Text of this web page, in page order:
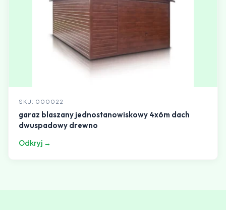
SKU: 000022
garaz blaszany jednostanowiskowy 4x6m dach
dwuspadowy drewno
Odkryj →